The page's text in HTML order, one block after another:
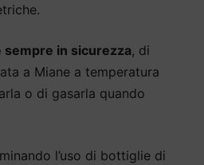
sempre in sicurezza, di
a Miane a temperatura
o di gasarla quando
l’uso di bottiglie di